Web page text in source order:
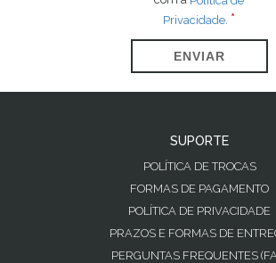
Privacidade.
ENVIAR
SUPORTE
POLÍTICA DE TROCAS
FORMAS DE PAGAMENTO
POLÍTICA DE PRIVACIDADE
PRAZOS E FORMAS DE
PERGUNTAS FREQUENTES